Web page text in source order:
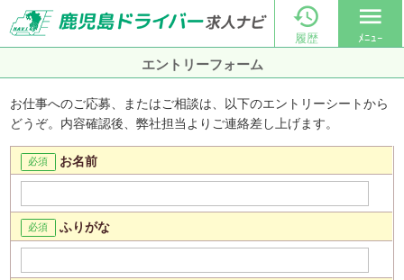

履歴
menu
ﾒﾆｭｰ
エントリーフォーム
お仕事へのご応募、またはご相談は、以下のエントリーシートから
どうぞ。内容確認後、弊社担当よりご連絡差し上げます。
お名前
ふりがな